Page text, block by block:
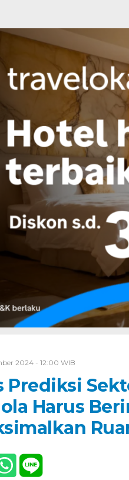
2024 - 12:00 WIB
Prediksi
Harus